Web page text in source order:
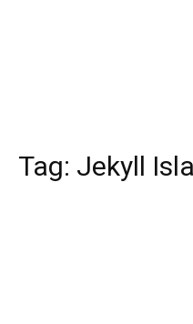
Tag: Jekyll